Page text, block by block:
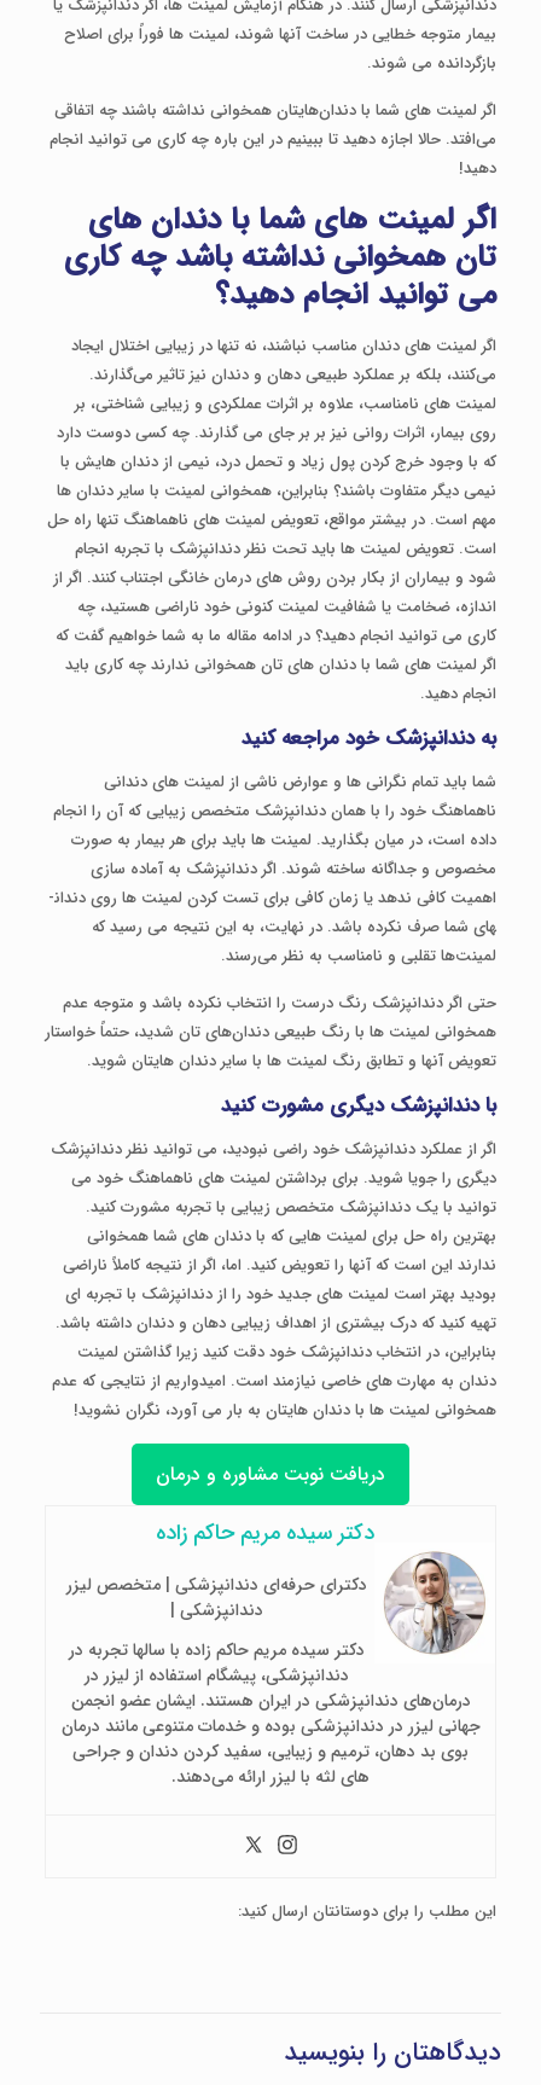
دندانپزشکی ارسال کنند. در هنگام آزمایش لمینت ها، اگر دندانپزشک یا
بیمار متوجه خطایی در ساخت آنها شوند، لمینت ها فوراً برای اصلاح
بازگردانده می شوند.
اگر لمینت های شما با دندان‌هایتان همخوانی نداشته باشند چه اتفاقی
می‌افتد. حالا اجازه دهید تا ببینیم در این باره چه کاری می توانید انجام
دهید!
اگر لمینت های شما با دندان های
تان همخوانی نداشته باشد چه کاری
می توانید انجام دهید؟
اگر لمینت ‌های دندان مناسب نباشند، نه تنها در زیبایی اختلال ایجاد
می‌کنند، بلکه بر عملکرد طبیعی دهان و دندان نیز تاثیر می‌گذارند.
لمینت های نامناسب، علاوه بر اثرات عملکردی و زیبایی شناختی، بر
روی بیمار، اثرات روانی نیز بر بر جای می گذارند. چه کسی دوست دارد
که با وجود خرج کردن پول زیاد و تحمل درد، نیمی از دندان هایش با
نیمی دیگر متفاوت باشند؟ بنابراین، همخوانی لمینت با سایر دندان ها
مهم است. در بیشتر مواقع، تعویض لمینت های ناهماهنگ تنها راه حل
است. تعویض لمینت ها باید تحت نظر دندانپزشک با تجربه انجام
شود و بیماران از بکار بردن روش های درمان خانگی اجتناب کنند. اگر از
اندازه، ضخامت یا شفافیت لمینت کنونی خود ناراضی هستید، چه
کاری می توانید انجام دهید؟ در ادامه مقاله ما به شما خواهیم گفت که
اگر لمینت های شما با دندان های تان همخوانی ندارند چه کاری باید
انجام دهید.
به دندانپزشک خود مراجعه کنید
شما باید تمام نگرانی ها و عوارض ناشی از لمینت های دندانی
ناهماهنگ خود را با همان دندانپزشک متخصص زیبایی که آن را انجام
داده است، در میان بگذارید. لمینت ها باید برای هر بیمار به صورت
مخصوص و جداگانه ساخته شوند. اگر دندانپزشک به آماده سازی
اهمیت کافی ندهد یا زمان کافی برای تست کردن لمینت ها روی دندان­
های شما صرف نکرده باشد. در نهایت، به این نتیجه می رسید که
لمینت‌ها تقلبی و نامناسب به نظر می‌رسند.
حتی اگر دندانپزشک رنگ درست را انتخاب نکرده باشد و متوجه عدم
همخوانی لمینت ها با رنگ طبیعی دندان‌های تان شدید، حتماً خواستار
تعویض آنها و تطابق رنگ لمینت ها با سایر دندان هایتان شوید.
با دندانپزشک دیگری مشورت کنید
اگر از عملکرد دندانپزشک خود راضی نبودید، می توانید نظر دندانپزشک
دیگری را جویا شوید. برای برداشتن لمینت های ناهماهنگ خود می
توانید با یک دندانپزشک متخصص زیبایی با تجربه مشورت کنید.
بهترین راه حل برای لمینت هایی که با دندان های شما همخوانی
ندارند این است که آنها را تعویض کنید. اما، اگر از نتیجه کاملاً ناراضی
بودید بهتر است لمینت های جدید خود را از دندانپزشک با تجربه ای
تهیه کنید که درک بیشتری از اهداف زیبایی دهان و دندان داشته باشد.
بنابراین، در انتخاب دندانپزشک خود دقت کنید زیرا گذاشتن لمینت
دندان به مهارت های خاصی نیازمند است. امیدواریم از نتایجی که عدم
همخوانی لمینت ها با دندان هایتان به بار می آورد، نگران نشوید!
دریافت نوبت مشاوره و درمان
دکتر سیده مریم حاکم زاده
دکترای حرفه‌ای دندانپزشکی | متخصص لیزر
دندانپزشکی |
دکتر سیده مریم حاکم زاده با سالها تجربه در
دندانپزشکی، پیشگام استفاده از لیزر در
درمان‌های دندانپزشکی در ایران هستند. ایشان عضو انجمن
جهانی لیزر در دندانپزشکی بوده و خدمات متنوعی مانند درمان
بوی بد دهان، ترمیم و زیبایی، سفید کردن دندان و جراحی
های لثه با لیزر ارائه می‌دهند.
این مطلب را برای دوستانتان ارسال کنید:
دیدگاهتان را بنویسید